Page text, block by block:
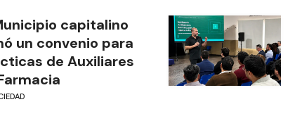
capitalino
un convenio para
de Auxiliares